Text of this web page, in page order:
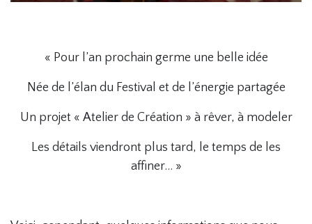
« Pour l’an prochain germe une belle idée
Née de l’élan du Festival et de l’énergie partagée
Un projet « Atelier de Création » à rêver, à modeler
Les détails viendront plus tard, le temps de les
affiner… »